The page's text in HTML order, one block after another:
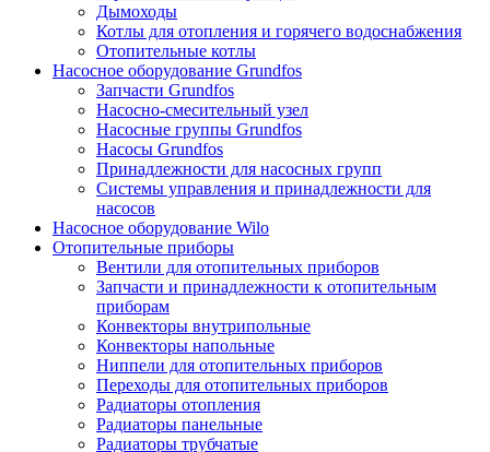
Дымоходы
Котлы для отопления и горячего водоснабжения
Отопительные котлы
Насосное оборудование Grundfos
Запчасти Grundfos
Насосно-смесительный узел
Насосные группы Grundfos
Насосы Grundfos
Принадлежности для насосных групп
Системы управления и принадлежности для
насосов
Насосное оборудование Wilo
Отопительные приборы
Вентили для отопительных приборов
Запчасти и принадлежности к отопительным
приборам
Конвекторы внутрипольные
Конвекторы напольные
Ниппели для отопительных приборов
Переходы для отопительных приборов
Радиаторы отопления
Радиаторы панельные
Радиаторы трубчатые